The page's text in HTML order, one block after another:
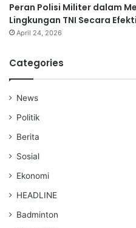
Peran Polisi Militer dalam
Lingkungan TNI Secara
April 24, 2026
Categories
News
Politik
Berita
Sosial
Ekonomi
HEADLINE
Badminton